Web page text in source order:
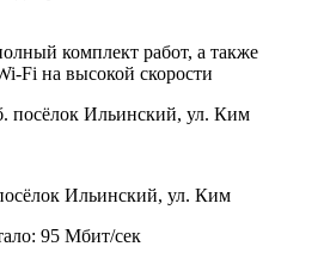
комплект работ, а также
Fi на высокой скорости
Ильинский, ул. Ким
95 Мбит/сек